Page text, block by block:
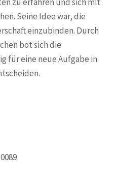
Seine Idee war, die
einzubinden. Durch
bot sich die
für eine neue Aufgabe in